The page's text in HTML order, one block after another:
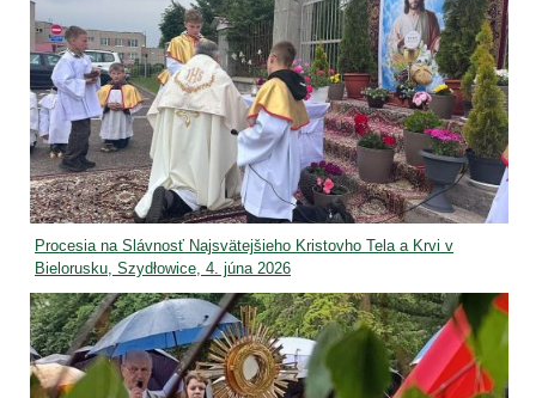
Procesia na Slávnosť Najsvätejšieho Kristovho Tela a Krvi v
Bielorusku, Szydłowice, 4. júna 2026